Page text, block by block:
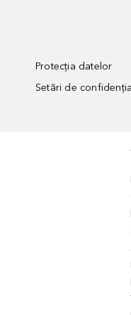
Protecția datelor
Setări de